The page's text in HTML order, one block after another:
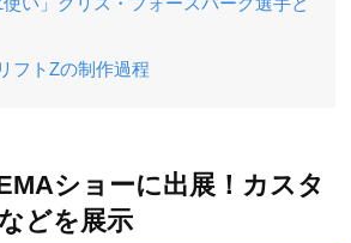
フトZの制作過程
ショーに出展！カスタ
どを展示